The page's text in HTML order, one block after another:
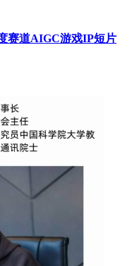
赛道AIGC游戏IP短片